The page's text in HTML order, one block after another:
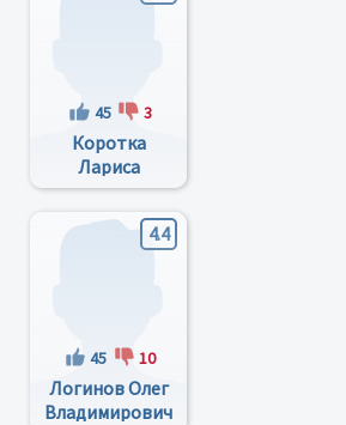
45 3
Коротка
Лариса
Анатольевна
4.4
45 10
Логинов Олег
Владимирович